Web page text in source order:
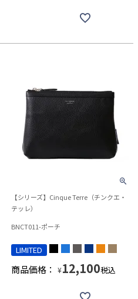
【シリーズ】Cinque Terre（チンクエ・
テッレ）
BNCT011-ポーチ
LIMITED
商品価格： ¥12,100税込